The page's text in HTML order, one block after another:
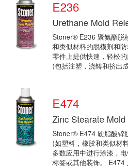
E236
Urethane Mold
Stoner® E236 聚氨酯脱
和类似材料的脱模剂和
零件上提供快速，轻松
(包括注塑，浇铸和挤出
E474
Zinc Stearate
Stoner® E474 硬脂酸锌
(如塑料，橡胶和类似材
多数应用中进行涂漆，
标签或其他装饰。